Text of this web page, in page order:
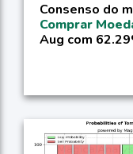
Consenso do
Comprar
Aug com